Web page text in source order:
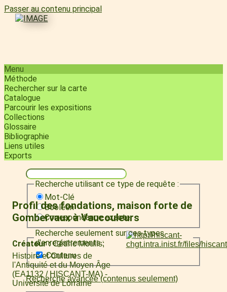
Passer au contenu principal
Menu
Méthode
Rechercher sur la carte
Catalogue
Parcourir les expositions
Collections
Glossaire
Bibliographie
Liens utiles
Exports
Recherche utilisant ce type de requête :
Mot-Clé
Booléen
Correspondance exacte
Recherche seulement sur ces types
d'enregistrements :
Contenu
Recherche avancée (contenus seulement)
Profil des fondations, maison forte de
Gombervaux à Vaucouleurs
Créateur
Cédric Moulis
Histoire et Cultures de
l'Antiquité et du Moyen Âge
(EA1132 / HISCANT-MA) -
Université de Lorraine